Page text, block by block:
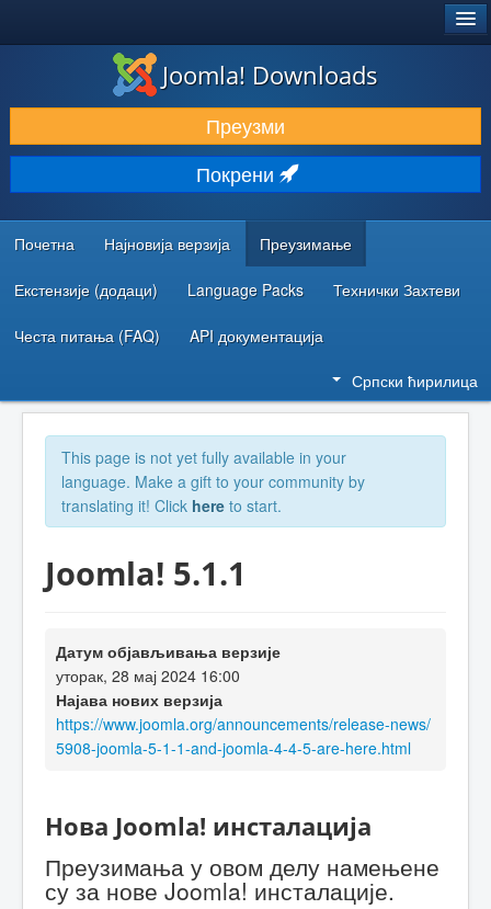
ПРЕУЗИМАЊЕ И ПРОШИРЕЊА (ЕКСТЕНЗИЈЕ)
ОТКРИЈТЕ И НАУЧИТЕ
ЗАЈЕДНИЦА И ПОДРШКА
РЕСУРСИ ЗА РАЗВОЈ
Joomla! Downloads
Преузми
Покрени
Почетна Најновија верзија Преузимање
Екстензије (додаци) Language Packs Технички Захтеви
Честа питања (FAQ) API документација
Српски ћирилица
This page is not yet fully available in your
language. Make a gift to your community by
translating it! Click here to start.
Joomla! 5.1.1
Датум објављивања верзије
уторак, 28 мај 2024 16:00
Најава нових верзија
https://www.joomla.org/announcements/release-news/
5908-joomla-5-1-1-and-joomla-4-4-5-are-here.html
Нова Joomla! инсталација
Преузимања у овом делу намењене
су за нове Joomla! инсталације.